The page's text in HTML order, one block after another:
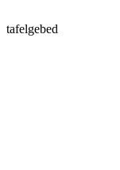
tafelgebed